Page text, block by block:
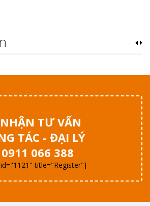
TƯ VẤN
TÁC - ĐẠI LÝ
066 388
title="Register"]